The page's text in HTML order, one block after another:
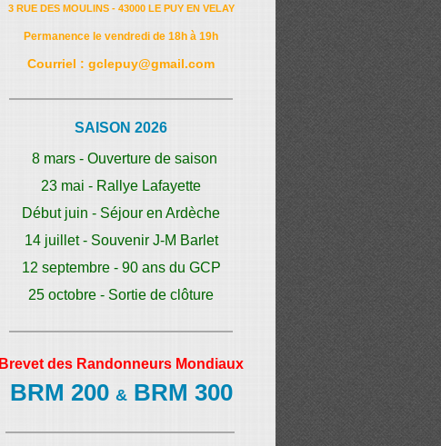
3 RUE DES MOULINS - 43000 LE PUY EN VELAY
Permanence le vendredi de 18h à 19h
Courriel : gclepuy@gmail.com
SAISON 2026
8 mars - Ouverture de saison
23 mai - Rallye Lafayette
Début juin - Séjour en Ardèche
14 juillet - Souvenir J-M Barlet
12 septembre - 90 ans du GCP
25 octobre - Sortie de clôture
Brevet des Randonneurs Mondiaux
BRM 200 &BRM 300